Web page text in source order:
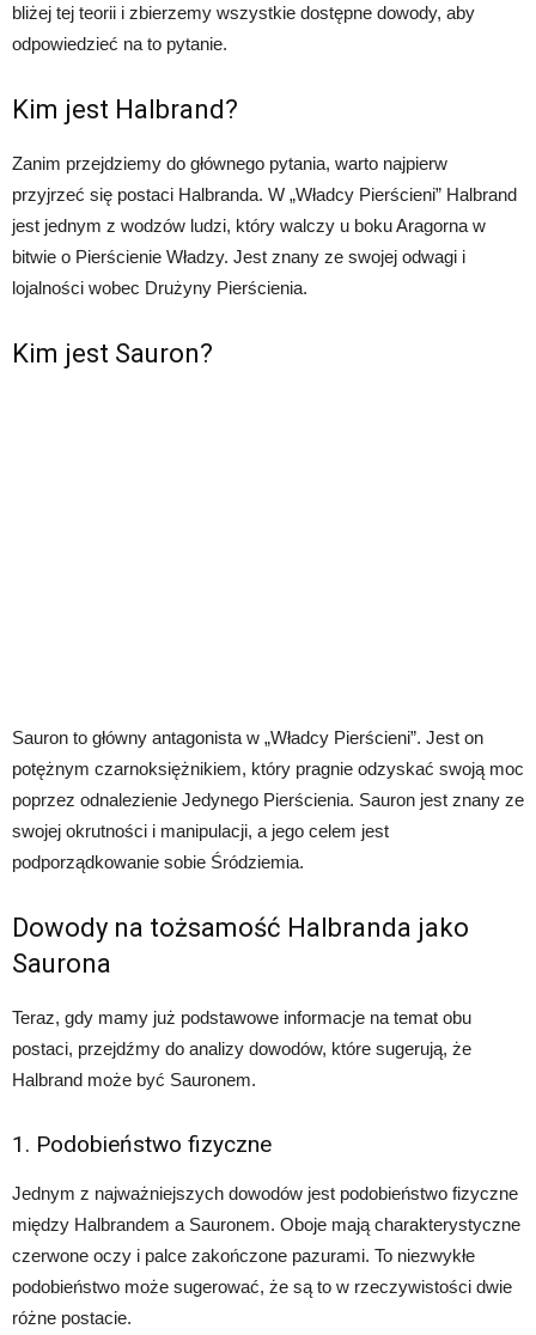
bliżej tej teorii i zbierzemy wszystkie dostępne dowody, aby
odpowiedzieć na to pytanie.
Kim jest Halbrand?
Zanim przejdziemy do głównego pytania, warto najpierw
przyjrzeć się postaci Halbranda. W „Władcy Pierścieni” Halbrand
jest jednym z wodzów ludzi, który walczy u boku Aragorna w
bitwie o Pierścienie Władzy. Jest znany ze swojej odwagi i
lojalności wobec Drużyny Pierścienia.
Kim jest Sauron?
Sauron to główny antagonista w „Władcy Pierścieni”. Jest on
potężnym czarnoksiężnikiem, który pragnie odzyskać swoją moc
poprzez odnalezienie Jedynego Pierścienia. Sauron jest znany ze
swojej okrutności i manipulacji, a jego celem jest
podporządkowanie sobie Śródziemia.
Dowody na tożsamość Halbranda jako
Saurona
Teraz, gdy mamy już podstawowe informacje na temat obu
postaci, przejdźmy do analizy dowodów, które sugerują, że
Halbrand może być Sauronem.
1. Podobieństwo fizyczne
Jednym z najważniejszych dowodów jest podobieństwo fizyczne
między Halbrandem a Sauronem. Oboje mają charakterystyczne
czerwone oczy i palce zakończone pazurami. To niezwykłe
podobieństwo może sugerować, że są to w rzeczywistości dwie
różne postacie.